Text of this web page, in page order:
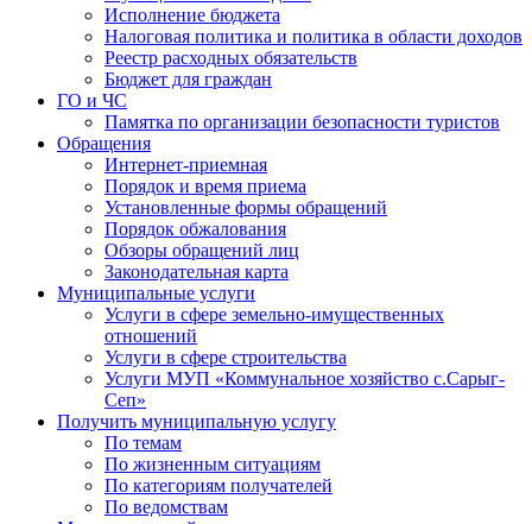
Исполнение бюджета
Налоговая политика и политика в области доходов
Реестр расходных обязательств
Бюджет для граждан
ГО и ЧС
Памятка по организации безопасности туристов
Обращения
Интернет-приемная
Порядок и время приема
Установленные формы обращений
Порядок обжалования
Обзоры обращений лиц
Законодательная карта
Муниципальные услуги
Услуги в сфере земельно-имущественных
отношений
Услуги в сфере строительства
Услуги МУП «Коммунальное хозяйство с.Сарыг-
Сеп»
Получить муниципальную услугу
По темам
По жизненным ситуациям
По категориям получателей
По ведомствам